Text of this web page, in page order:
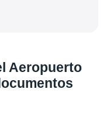
Aeropuerto